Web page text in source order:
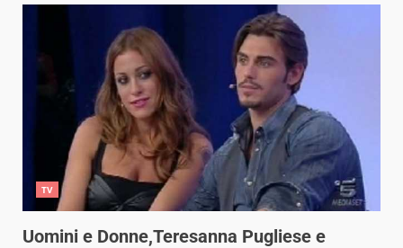
TV
Uomini e Donne,Teresanna Pugliese e